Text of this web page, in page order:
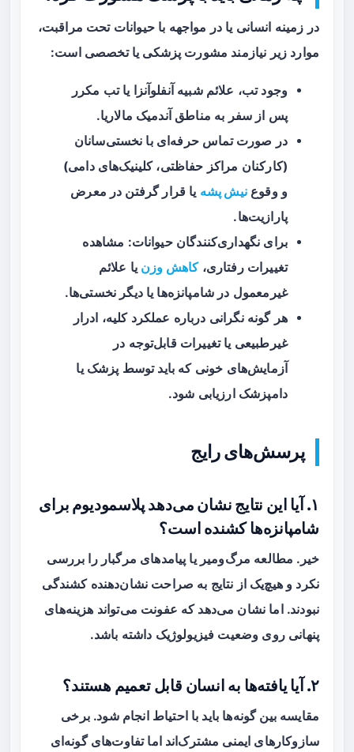
در زمینه انسانی یا در مواجهه با حیوانات تحت مراقبت،
موارد زیر نیازمند مشورت پزشکی یا تخصصی است:
وجود تب، علائم شبیه آنفلوآنزا یا تب مکرر
پس از سفر به مناطق آندمیک مالاریا.
در صورت تماس حرفه‌ای با نخستی‌سانان
(کارکنان مراکز حفاظتی، کلینیک‌های دامی)
و وقوعنیش پشه یا قرار گرفتن در معرض
پارازیت‌ها.
برای نگهداری‌کنندگان حیوانات: مشاهده
تغییرات رفتاری،کاهش وزن یا علائم
غیرمعمول در شامپانزه‌ها یا دیگر نخستی‌ها.
هر گونه نگرانی درباره عملکرد کلیه، ادرار
غیرطبیعی یا تغییرات قابل‌توجه در
آزمایش‌های خونی که باید توسط پزشک یا
دامپزشک ارزیابی شود.
پرسش‌های رایج
۱. آیا این نتایج نشان می‌دهد پلاسمودیوم برای
شامپانزه‌ها کشنده است؟
خیر. مطالعه مرگ‌ومیر یا پیامدهای مرگبار را بررسی
نکرد و هیچ‌یک از نتایج به صراحت نشان‌دهنده کشندگی
نبودند. اما نشان می‌دهد که عفونت می‌تواند هزینه‌های
پنهانی روی وضعیت فیزیولوژیک داشته باشد.
۲. آیا یافته‌ها به انسان قابل تعمیم هستند؟
مقایسه بین گونه‌ها باید با احتیاط انجام شود. برخی
سازوکارهای ایمنی مشترک‌اند اما تفاوت‌های گونه‌ای